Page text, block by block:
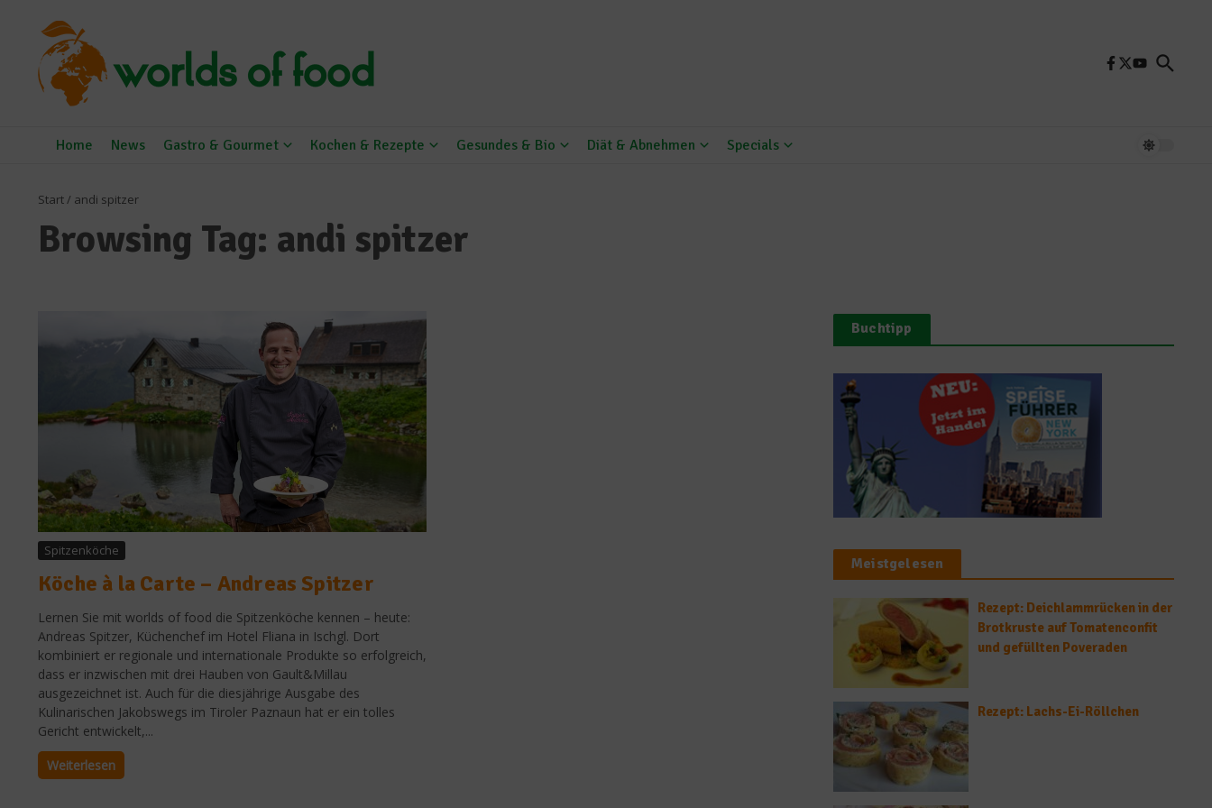
Home News Gastro & Gourmet Kochen & Rezepte Gesundes & Bio Diät & Abnehmen Specials
Start/ andi spitzer
Browsing Tag: andi spitzer
Spitzenköche
Köche à la Carte – Andreas Spitzer
Lernen Sie mit worlds of food die Spitzenköche kennen – heute:
Andreas Spitzer, Küchenchef im Hotel Fliana in Ischgl. Dort
kombiniert er regionale und internationale Produkte so erfolgreich,
dass er inzwischen mit drei Hauben von Gault&Millau
ausgezeichnet ist. Auch für die diesjährige Ausgabe des
Kulinarischen Jakobswegs im Tiroler Paznaun hat er ein tolles
Gericht entwickelt,...
Weiterlesen
Buchtipp
Meistgelesen
Rezept: Deichlammrücken in der
Brotkruste auf Tomatenconfit
und gefüllten Poveraden
Rezept: Lachs-Ei-Röllchen